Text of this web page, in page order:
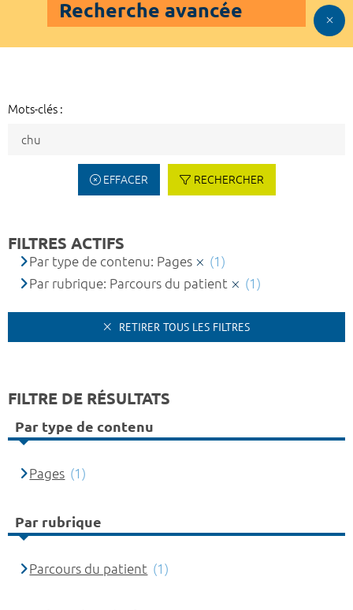
Recherche avancée
Mots-clés :
EFFACER RECHERCHER
FILTRES ACTIFS
Par type de contenu: Pages
(1)
Par rubrique: Parcours du patient
(1)
RETIRER TOUS LES FILTRES
FILTRE DE RÉSULTATS
Par type de contenu
Pages (1)
Par rubrique
Parcours du patient (1)